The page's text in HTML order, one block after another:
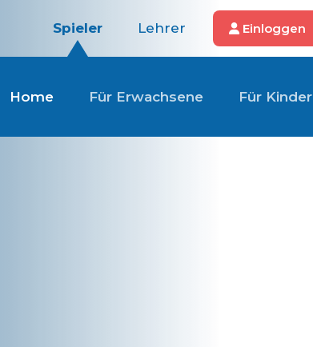
Spieler Lehrer Einloggen
Home Für Erwachsene Für Kinder